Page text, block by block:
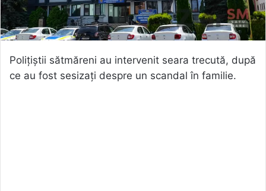
Polițiștii sătmăreni au intervenit seara trecută, după
ce au fost sesizați despre un scandal în familie.